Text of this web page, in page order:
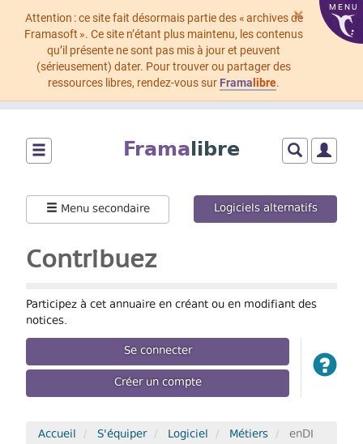
×
Attention : ce site fait désormais partie des « archives de
Framasoft ». Ce site n’étant plus maintenu, les contenus
qu’il présente ne sont pas mis à jour et peuvent
(sérieusement) dater. Pour trouver ou partager des
ressources libres, rendez-vous sur Frama libre.
MENU
contenu
principal
Framalibre
menu
menu
formulaire
Menu secondaire Logiciels alternatifs
Contribuez
Participez à cet annuaire en créant ou en modifiant des
notices.
Se connecter
Créer un compte
Accueil S'équiper Logiciel Métiers enDI